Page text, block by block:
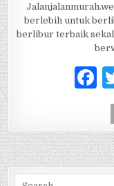
k
berlebih untuk
berlibur terbaik
F
a
c
e
b
Search for: